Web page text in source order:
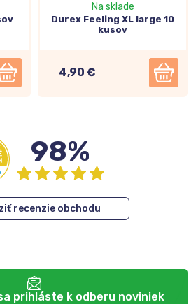
Na sklade
Durex Feeling XL large 10
kusov
4,90 €
98%
recenzie obchodu
prihláste k odberu noviniek